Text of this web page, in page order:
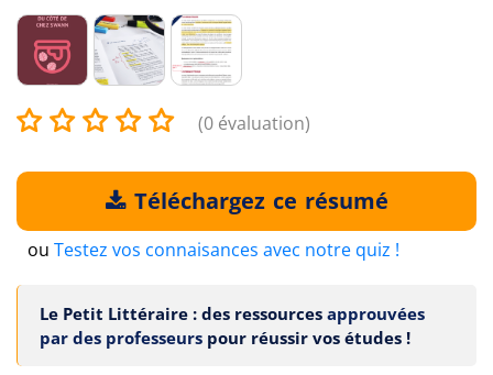
(0 évaluation)
Téléchargez ce résumé
ou Testez vos connaisances avec notre quiz !
Le Petit Littéraire : des ressources approuvées
par des professeurs pour réussir vos études !